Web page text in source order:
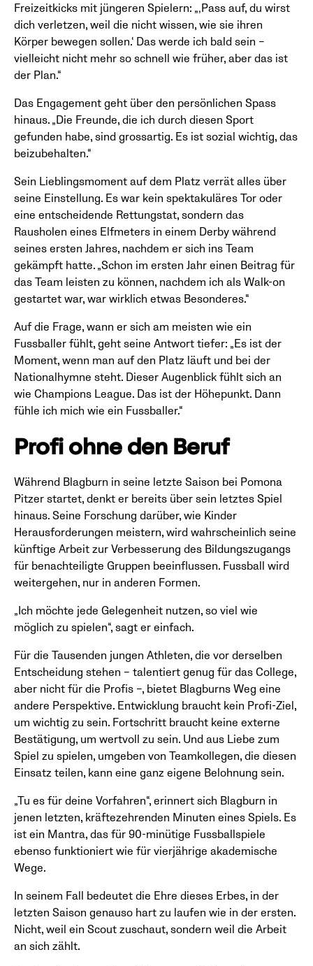
Freizeitkicks mit jüngeren Spielern: „‚Pass auf, du wirst
dich verletzen, weil die nicht wissen, wie sie ihren
Körper bewegen sollen.‘ Das werde ich bald sein –
vielleicht nicht mehr so schnell wie früher, aber das ist
der Plan.“
Das Engagement geht über den persönlichen Spass
hinaus. „Die Freunde, die ich durch diesen Sport
gefunden habe, sind grossartig. Es ist sozial wichtig, das
beizubehalten.“
Sein Lieblingsmoment auf dem Platz verrät alles über
seine Einstellung. Es war kein spektakuläres Tor oder
eine entscheidende Rettungstat, sondern das
Rausholen eines Elfmeters in einem Derby während
seines ersten Jahres, nachdem er sich ins Team
gekämpft hatte. „Schon im ersten Jahr einen Beitrag für
das Team leisten zu können, nachdem ich als Walk-on
gestartet war, war wirklich etwas Besonderes.“
Auf die Frage, wann er sich am meisten wie ein
Fussballer fühlt, geht seine Antwort tiefer: „Es ist der
Moment, wenn man auf den Platz läuft und bei der
Nationalhymne steht. Dieser Augenblick fühlt sich an
wie Champions League. Das ist der Höhepunkt. Dann
fühle ich mich wie ein Fussballer.“
Profi ohne den Beruf
Während Blagburn in seine letzte Saison bei Pomona
Pitzer startet, denkt er bereits über sein letztes Spiel
hinaus. Seine Forschung darüber, wie Kinder
Herausforderungen meistern, wird wahrscheinlich seine
künftige Arbeit zur Verbesserung des Bildungszugangs
für benachteiligte Gruppen beeinflussen. Fussball wird
weitergehen, nur in anderen Formen.
„Ich möchte jede Gelegenheit nutzen, so viel wie
möglich zu spielen“, sagt er einfach.
Für die Tausenden jungen Athleten, die vor derselben
Entscheidung stehen – talentiert genug für das College,
aber nicht für die Profis –, bietet Blagburns Weg eine
andere Perspektive. Entwicklung braucht kein Profi-Ziel,
um wichtig zu sein. Fortschritt braucht keine externe
Bestätigung, um wertvoll zu sein. Und aus Liebe zum
Spiel zu spielen, umgeben von Teamkollegen, die diesen
Einsatz teilen, kann eine ganz eigene Belohnung sein.
„Tu es für deine Vorfahren“, erinnert sich Blagburn in
jenen letzten, kräftezehrenden Minuten eines Spiels. Es
ist ein Mantra, das für 90-minütige Fussballspiele
ebenso funktioniert wie für vierjährige akademische
Wege.
In seinem Fall bedeutet die Ehre dieses Erbes, in der
letzten Saison genauso hart zu laufen wie in der ersten.
Nicht, weil ein Scout zuschaut, sondern weil die Arbeit
an sich zählt.